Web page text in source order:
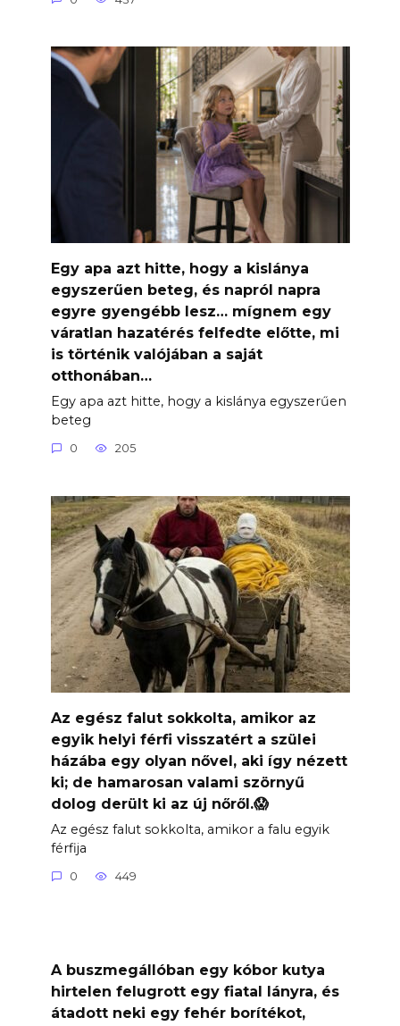
Egy apa azt hitte, hogy a kislánya
egyszerűen beteg, és napról napra
egyre gyengébb lesz… mígnem egy
váratlan hazatérés felfedte előtte, mi
is történik valójában a saját
otthonában…
Egy apa azt hitte, hogy a kislánya egyszerűen
beteg
0 205
Az egész falut sokkolta, amikor az
egyik helyi férfi visszatért a szülei
házába egy olyan nővel, aki így nézett
ki; de hamarosan valami szörnyű
dolog derült ki az új nőről.😱
Az egész falut sokkolta, amikor a falu egyik
férfija
0 449
A buszmegállóban egy kóbor kutya
hirtelen felugrott egy fiatal lányra, és
átadott neki egy fehér borítékot,